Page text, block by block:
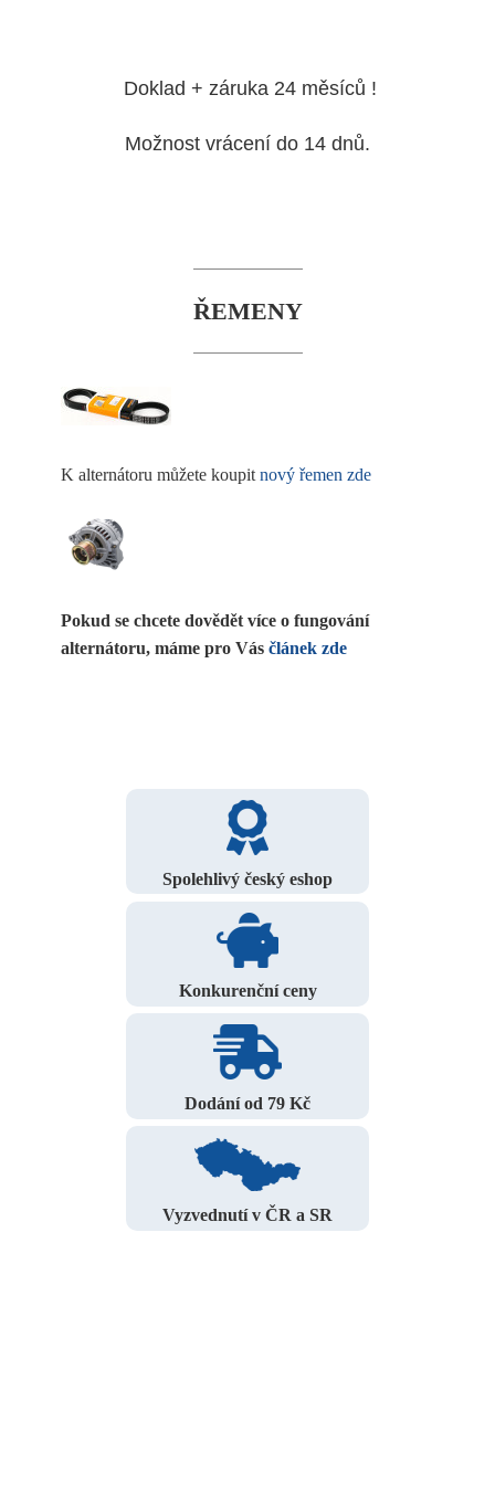
Doklad + záruka 24 měsíců !
Možnost vrácení do 14 dnů.
ŘEMENY
K alternátoru můžete koupit nový řemen zde
Pokud se chcete dovědět více o fungování
alternátoru, máme pro Vás článek zde
Spolehlivý český eshop
Konkurenční ceny
Dodání od 79 Kč
Vyzvednutí v ČR a SR